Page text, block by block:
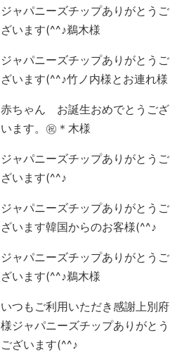
ジャパニーズチップありがとうご
ざいます(^^♪鵜木様
ジャパニーズチップありがとうご
ざいます(^^♪竹ノ内様とお連れ様
赤ちゃん お誕生おめでとうござ
います。㊗＊木様
ジャパニーズチップありがとうご
ざいます(^^♪
ジャパニーズチップありがとうご
ざいます韓国からのお客様(^^♪
ジャパニーズチップありがとうご
ざいます(^^♪鵜木様
いつもご利用いただき感謝上別府
様ジャパニーズチップありがとう
ございます(^^♪